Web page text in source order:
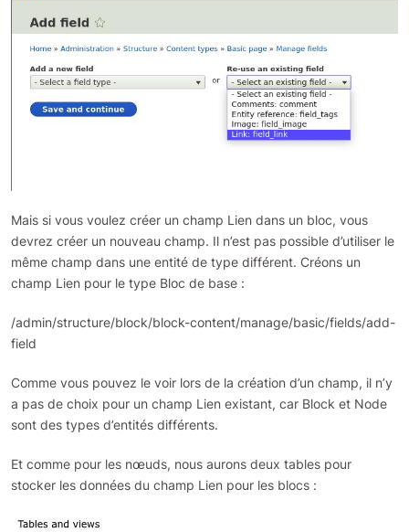
Mais si vous voulez créer un champ Lien dans un bloc, vous
devrez créer un nouveau champ. Il n’est pas possible d’utiliser le
même champ dans une entité de type différent. Créons un
champ Lien pour le type Bloc de base :
/admin/structure/block/block-content/manage/basic/fields/add-
field
Comme vous pouvez le voir lors de la création d’un champ, il n’y
a pas de choix pour un champ Lien existant, car Block et Node
sont des types d’entités différents.
Et comme pour les nœuds, nous aurons deux tables pour
stocker les données du champ Lien pour les blocs :